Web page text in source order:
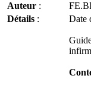
Auteur :
Détails : Date